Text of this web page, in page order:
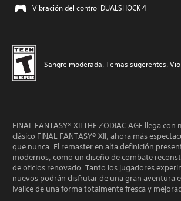
Vibración del control DUALSHOCK 4
Sangre moderada, Temas sugerentes,
FINAL FANTASY® XII THE ZODIAC AGE llega
clásico FINAL FANTASY® XII, ahora más
que nunca. El remaster en alta definición
modernos, como un diseño de combate
de oficios renovado. Tanto los jugadores
nuevos podrán disfrutar de una gran aventura
Ivalice de una forma totalmente fresca y